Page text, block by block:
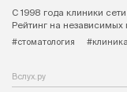
С 1998 года клиники
Рейтинг на независимых
#стоматология
#клиника
Вслух.ру